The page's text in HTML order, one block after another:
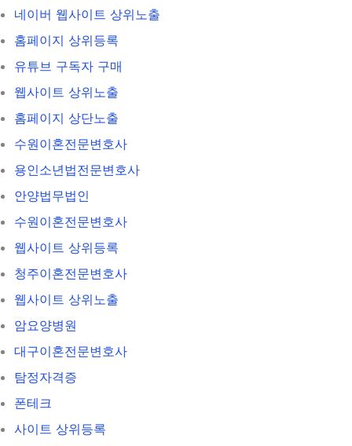
네이버 웹사이트 상위노출
홈페이지 상위등록
유튜브 구독자 구매
웹사이트 상위노출
홈페이지 상단노출
수원이혼전문변호사
용인소년법전문변호사
안양법무법인
수원이혼전문변호사
웹사이트 상위등록
청주이혼전문변호사
웹사이트 상위노출
암요양병원
대구이혼전문변호사
탐정자격증
폰테크
사이트 상위등록